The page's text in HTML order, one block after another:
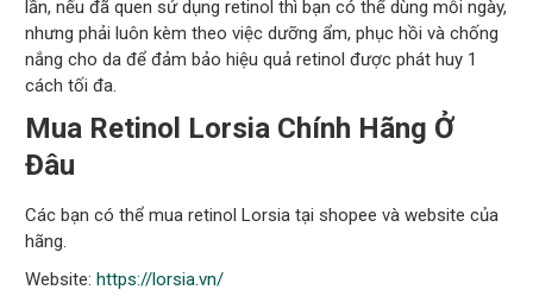
lần, nếu đã quen sử dụng retinol thì bạn có thể dùng mỗi ngày,
nhưng phải luôn kèm theo việc dưỡng ẩm, phục hồi và chống
nắng cho da để đảm bảo hiệu quả retinol được phát huy 1
cách tối đa.
Mua Retinol Lorsia Chính Hãng Ở
Đâu
Các bạn có thể mua retinol Lorsia tại shopee và website của
hãng.
Website:https://lorsia.vn/